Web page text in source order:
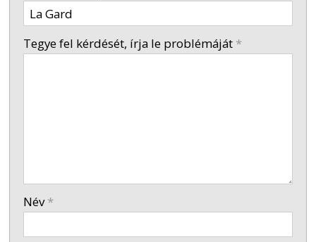
Tegye fel kérdését, írja le problémáját *
Név*